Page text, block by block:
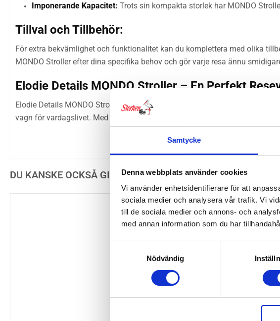
Samtycke
Denna webbplats använder cookies
Vi använder enhetsidentifierare för att
sociala medier och analysera vår trafik. Vi
till de sociala medier och annons- och
med annan information som du har
Nödvändig
Imponerande Kapacitet: Trots sin kompakta storlek har MONDO
Tillval och Tillbehör:
För extra bekvämlighet och funktionalitet kan du komplettera med olika
MONDO Stroller efter dina specifika behov och gör varje resa ännu
Elodie Details MONDO Stroller – En Perfekt
Elodie Details MONDO Stroller är en prisbelönt barnvagn som
vagn för vardagslivet. Med sina smarta lösningar, hållbara material och
DU KANSKE OCKSÅ GILLAR …